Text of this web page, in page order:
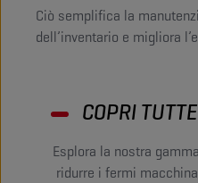
Ciò semplifica la
dell’inventario e migliora
COPRI
Esplora la nostra
ridurre i fermi